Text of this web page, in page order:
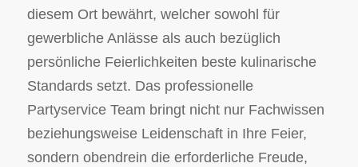
diesem Ort bewährt, welcher sowohl für
gewerbliche Anlässe als auch bezüglich
persönliche Feierlichkeiten beste kulinarische
Standards setzt. Das professionelle
Partyservice Team bringt nicht nur Fachwissen
beziehungsweise Leidenschaft in Ihre Feier,
sondern obendrein die erforderliche Freude,